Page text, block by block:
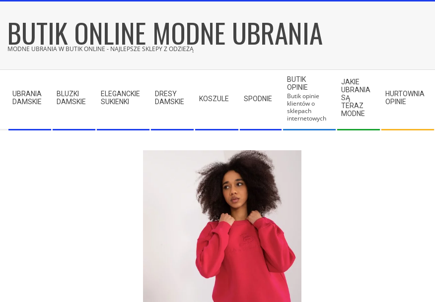
contentBUTIK ONLINE MODNE UBRANIA
MODNE UBRANIA W BUTIK ONLINE - NAJLEPSZE SKLEPY Z ODZIEŻĄ
Menu
UBRANIA
DAMSKIE
BLUZKI
DAMSKIE
ELEGANCKIE
SUKIENKI
DRESY
DAMSKIE
KOSZULE SPODNIE
BUTIK
OPINIE
Butik opinie
klientów o
sklepach
internetowych
JAKIE
UBRANIA
SĄ
TERAZ
MODNE
HURTOWNIA
OPINIE